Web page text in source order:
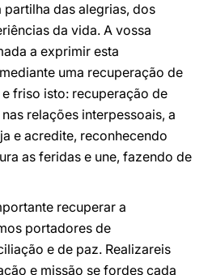
das alegrias, dos
da vida. A vossa
a exprimir esta
uma recuperação de
friso isto: recuperação de
relações interpessoais, a
e acredite, reconhecendo
as feridas e une, fazendo de
recuperar a
portadores de
e de paz. Realizareis
e missão se fordes cada